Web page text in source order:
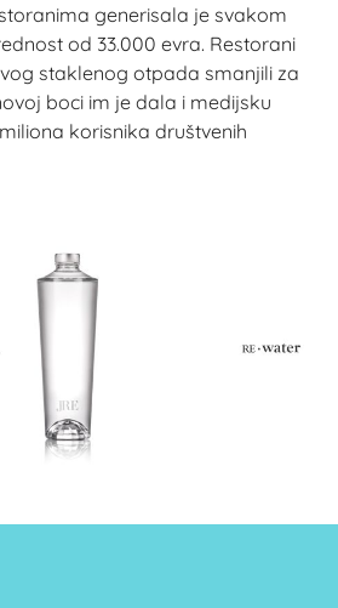
generisala je svakom
od 33.000 evra. Restorani
staklenog otpada smanjili za
boci im je dala i medijsku
korisnika društvenih